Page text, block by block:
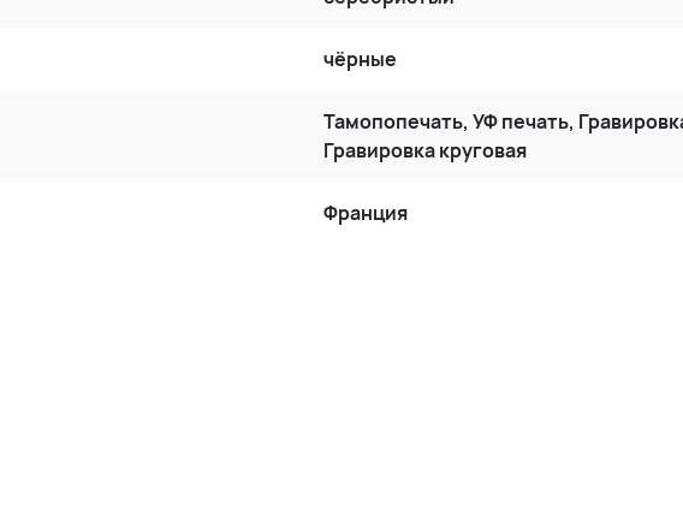
чёрные
Тамопопечать, УФ печать,
Гравировка круговая
Франция